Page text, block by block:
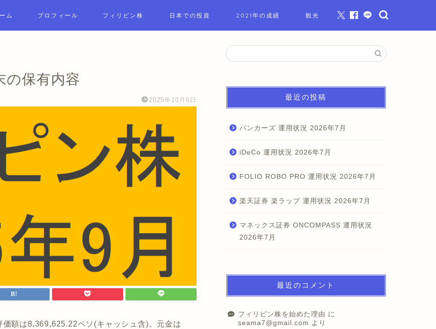
ム プロフィール フィリピン株 日本での投資 2021年の成績 観光
の保有内容
2025年10月6日
額は8,369,625.22ペソ(キャッシュ含)。元金は
最近の投稿
バンカーズ 運用状況 2026年7月
iDeCo 運用状況 2026年7月
FOLIO ROBO PRO 運用状況 2026年7月
楽天証券 楽ラップ 運用状況 2026年7月
マネックス証券 ONCOMPASS 運用状況
2026年7月
最近のコメント
フィリピン株を始めた理由 に
seama7@gmail.com より